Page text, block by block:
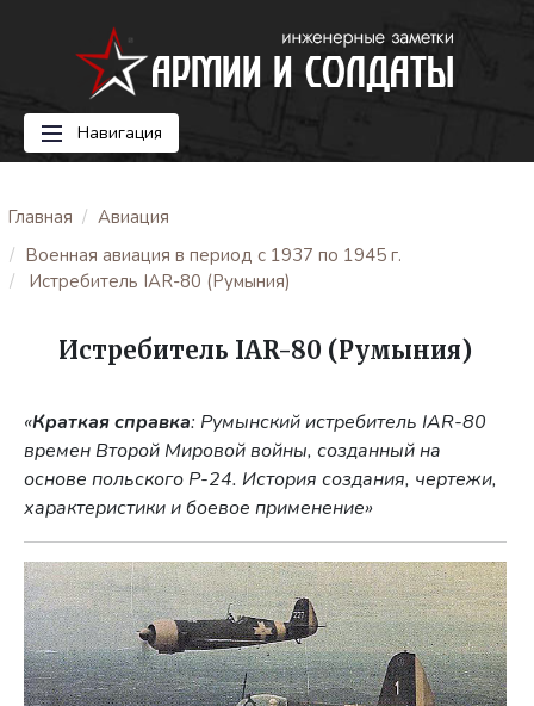
Навигация
Главная
Авиация
Военная авиация в период с 1937 по 1945 г.
Истребитель IAR-80 (Румыния)
Истребитель IAR-80 (Румыния)
«Краткая справка: Румынский истребитель IAR-80
времен Второй Мировой войны, созданный на
основе польского P-24. История создания, чертежи,
характеристики и боевое применение»